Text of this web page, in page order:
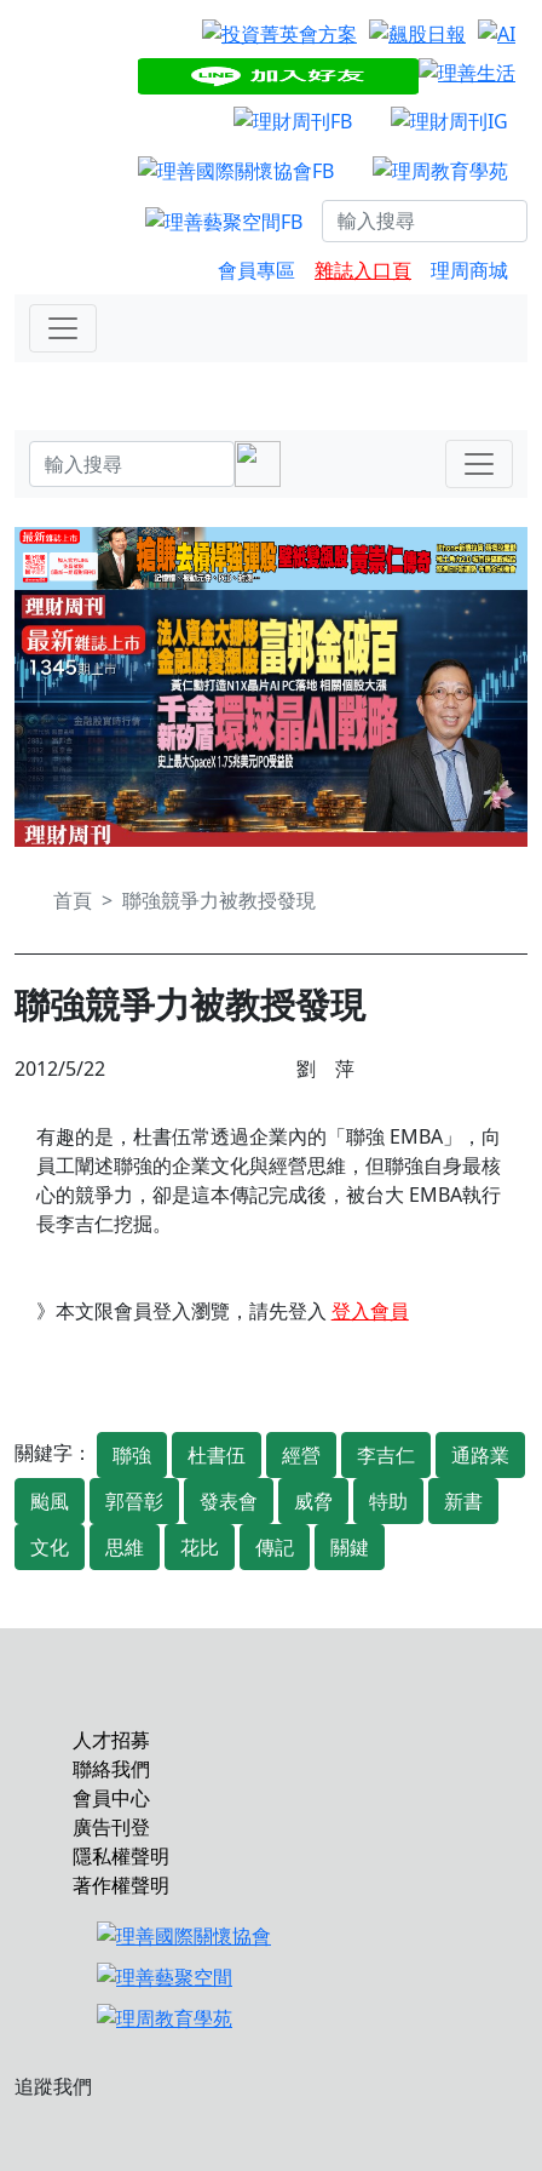
會員專區 雜誌入口頁 理周商城
首頁 聯強競爭力被教授發現
聯強競爭力被教授發現
2012/5/22 劉 萍
有趣的是，杜書伍常透過企業內的「聯強 EMBA」，向
員工闡述聯強的企業文化與經營思維，但聯強自身最核
心的競爭力，卻是這本傳記完成後，被台大 EMBA執行
長李吉仁挖掘。
》本文限會員登入瀏覽，請先登入 登入會員
關鍵字： 聯強 杜書伍 經營 李吉仁
通路業
颱風
郭晉彰 發表會 威脅 特助
新書
文化
思維 花比 傳記 關鍵
人才招募
聯絡我們
會員中心
廣告刊登
隱私權聲明
著作權聲明
追蹤我們